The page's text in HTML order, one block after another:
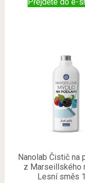
Nanolab Čistič na
z Marseillského
Lesní směs